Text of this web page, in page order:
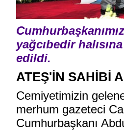
yağcıbedir
edildi.
ATEŞ'İN SAHİBİ
Cemiyetimizin
merhum gazeteci
Cumhurbaşkanı